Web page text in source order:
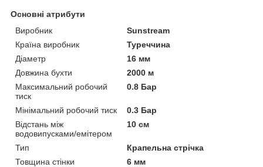
Основні атрибути
Виробник
Sunstream
Країна виробник
Туреччина
Діаметр
16 мм
Довжина бухти
2000 м
Максимальний робочий
тиск
0.8 Бар
Мінімальний робочий тиск
0.3 Бар
Відстань між
водовипусками/емітером
10 см
Тип
Крапельна стрічка
Товщина стінки
6 мм